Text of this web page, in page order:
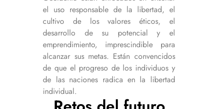
el uso responsable de la libertad, el
cultivo de los valores éticos, el
desarrollo de su potencial y el
emprendimiento, imprescindible para
alcanzar sus metas. Están convencidos
de que el progreso de los individuos y
de las naciones radica en la libertad
individual.